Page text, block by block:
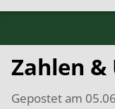
Zahlen
Gepostet am